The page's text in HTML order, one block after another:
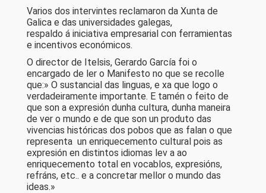
Varios dos intervintes reclamaron da Xunta de
Galica e das universidades galegas,
respaldo á iniciativa empresarial con ferramientas
e incentivos económicos.
O director de Itelsis, Gerardo García foi o
encargado de ler o Manifesto no que se recolle
que:» O sustancial das linguas, e xa que logo o
verdadeiramente importante. E tamén o feito de
que son a expresión dunha cultura, dunha maneira
de ver o mundo e de que son un produto das
vivencias históricas dos pobos que as falan o que
representa un enriquecemento cultural pois as
expresión en distintos idiomas lev a ao
enriquecemento total en vocablos, expresións,
refráns, etc.. e a concretar mellor o mundo das
ideas.»